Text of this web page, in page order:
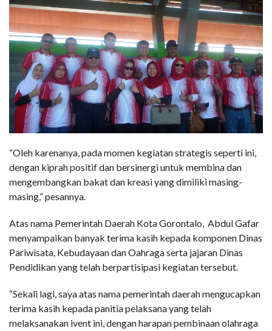
“Oleh karenanya, pada momen kegiatan strategis seperti ini,
dengan kiprah positif dan bersinergi untuk membina dan
mengembangkan bakat dan kreasi yang dimiliki masing-
masing,” pesannya.
Atas nama Pemerintah Daerah Kota Gorontalo, Abdul Gafar
menyampaikan banyak terima kasih kepada komponen Dinas
Pariwisata, Kebudayaan dan Oahraga serta jajaran Dinas
Pendidikan yang telah berpartisipasi kegiatan tersebut.
“Sekali lagi, saya atas nama pemerintah daerah mengucapkan
terima kasih kepada panitia pelaksana yang telah
melaksanakan ivent ini, dengan harapan pembinaan olahraga